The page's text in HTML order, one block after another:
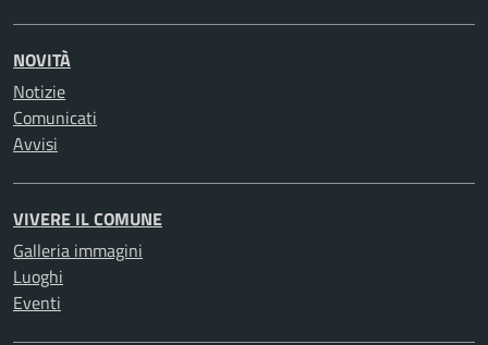
NOVITÀ
Notizie
Comunicati
Avvisi
VIVERE IL COMUNE
Galleria immagini
Luoghi
Eventi